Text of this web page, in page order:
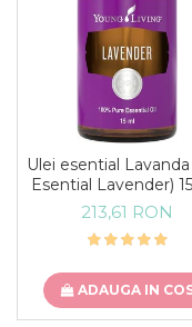
Ulei esential
Esential Lavender)
213,61 RON
ADAUGA IN